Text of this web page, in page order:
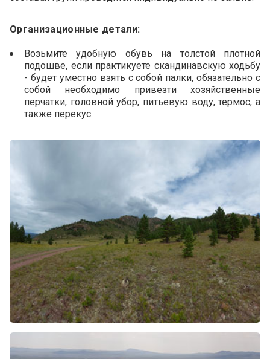
Организационные детали:
Возьмите удобную обувь на толстой плотной
подошве, если практикуете скандинавскую ходьбу
- будет уместно взять с собой палки, обязательно с
собой необходимо привезти хозяйственные
перчатки, головной убор, питьевую воду, термос, а
также перекус.